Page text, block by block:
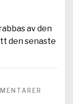
av den
den senaste